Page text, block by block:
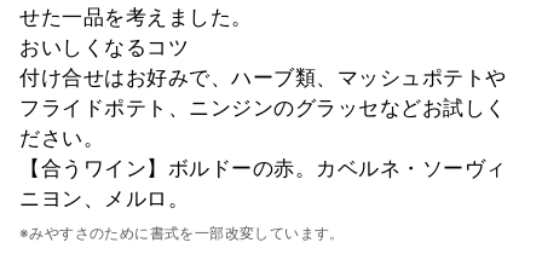
せた一品を考えました。
おいしくなるコツ
付け合せはお好みで、ハーブ類、マッシュポテトや
フライドポテト、ニンジンのグラッセなどお試しく
ださい。
【合うワイン】ボルドーの赤。カベルネ・ソーヴィ
ニヨン、メルロ。
※みやすさのために書式を一部改変しています。